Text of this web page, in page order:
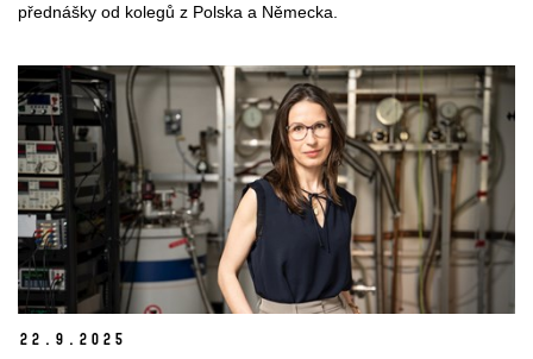
přednášky od kolegů z Polska a Německa.
22. 9. 2025